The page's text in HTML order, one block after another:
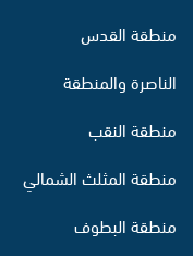
منطقة القدس
الناصرة والمنطقة
منطقة النقب
منطقة المثلث الشمالي
منطقة البطوف